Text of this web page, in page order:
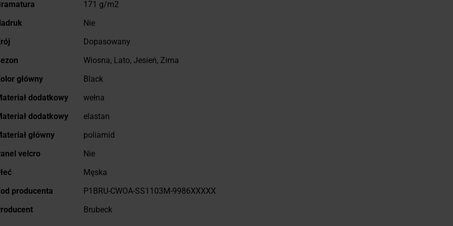
171 g/m2
Nie
Dopasowany
Wiosna, Lato, Jesień, Zima
główny
Black
dodatkowy
wełna
dodatkowy
elastan
główny
poliamid
velcro
Nie
Męska
producenta
P1BRU-CWOA-SS1103M-9986XXXXX
Brubeck